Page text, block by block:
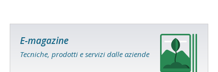
E-magazine
Tecniche, prodotti e servizi dalle aziende